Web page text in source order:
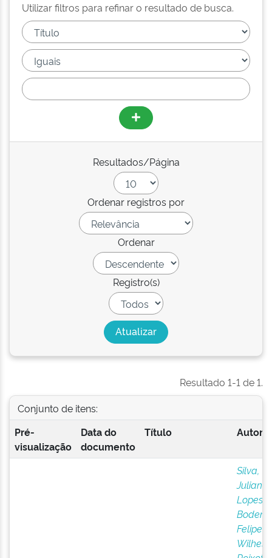
Utilizar filtros para refinar o resultado de busca.
Resultados/Página
Ordenar registros por
Ordenar
Registro(s)
Resultado 1-1 de 1.
Conjunto de itens:
Pré-
visualização
Data do
documento
Título
Silva,
Juliana
Lopes
Bodens,
Felipe
Wilhelm